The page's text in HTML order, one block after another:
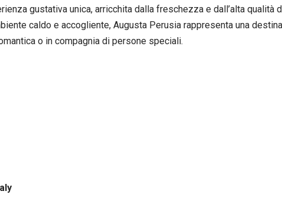
gustativa unica, arricchita dalla freschezza e dall’alta qualità
caldo e accogliente, Augusta Perusia rappresenta una
o in compagnia di persone speciali.